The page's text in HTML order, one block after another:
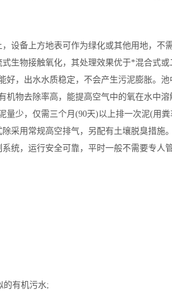
备上方地表可作为绿化或其他用地，不需
物接触氧化，其处理效果优于*混合式或
好，出水水质稳定，不会产生污泥膨胀。
机物去除率高，能提高空气中的氧在水中
少，仅需三个月(90天)以上排一次泥(用粪
采用常规高空排气，另配有土壤脱臭措施。
，运行安全可靠，平时一般不需要专人
有机污水;